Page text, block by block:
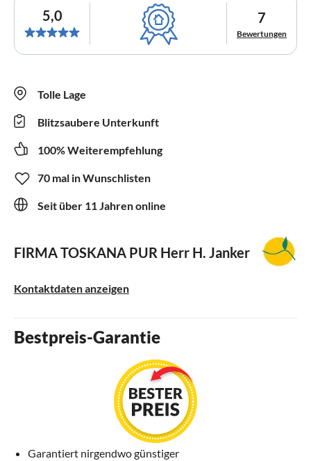
5,0 7
Bewertungen
Tolle Lage
Blitzsaubere Unterkunft
100% Weiterempfehlung
70 mal in Wunschlisten
Seit über 11 Jahren online
FIRMA TOSKANA PUR Herr H. Janker
Kontaktdaten anzeigen
Bestpreis-Garantie
Garantiert nirgendwo günstiger